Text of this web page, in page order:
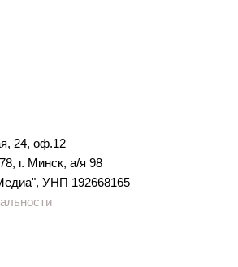
24, оф.12
г. Минск, а/я 98
УНП 192668165